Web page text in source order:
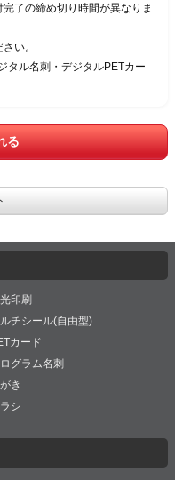
了の締め切り時間が異なりま
い。
ジタル名刺・デジタルPETカー
印刷
チシール(自由型)
カード
グラム名刺
き
シ